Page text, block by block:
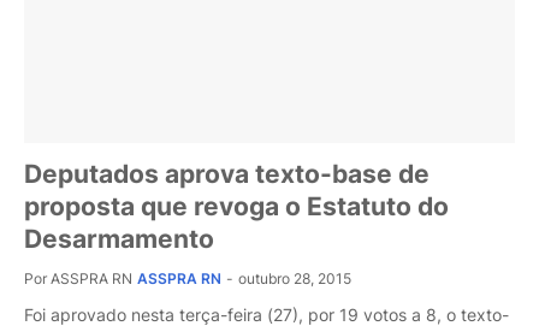
Deputados aprova texto-base de
proposta que revoga o Estatuto do
Desarmamento
Por ASSPRA RN ASSPRA RN - outubro 28, 2015
Foi aprovado nesta terça-feira (27), por 19 votos a 8, o texto-